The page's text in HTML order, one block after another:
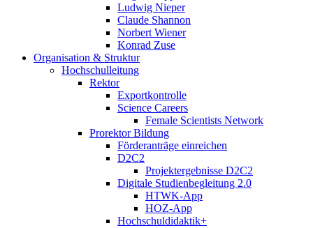
Ludwig Nieper
Claude Shannon
Norbert Wiener
Konrad Zuse
Organisation & Struktur
Hochschulleitung
Rektor
Exportkontrolle
Science Careers
Female Scientists Network
Prorektor Bildung
Förderanträge einreichen
D2C2
Projektergebnisse D2C2
Digitale Studienbegleitung 2.0
HTWK-App
HOZ-App
Hochschuldidaktik+